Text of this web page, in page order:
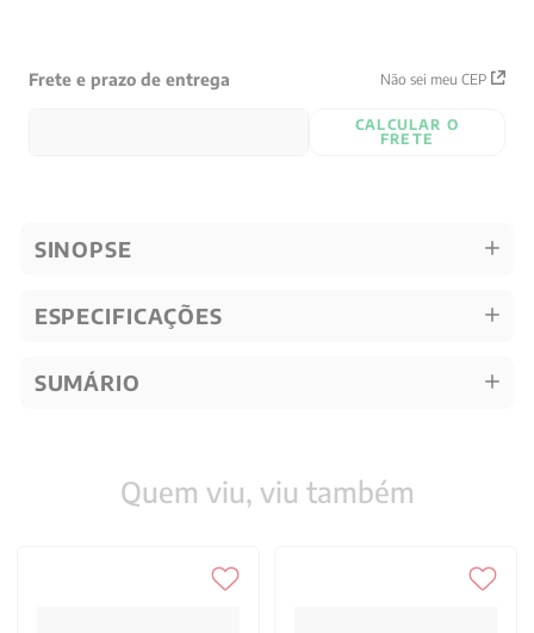
Frete e prazo de entrega Não sei meu CEP
CALCULAR O
FRETE
SINOPSE
ESPECIFICAÇÕES
SUMÁRIO
Quem viu, viu também